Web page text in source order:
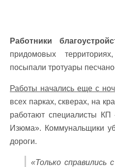
Работники
придомовых
посыпали тротуары
Работы начались еще с
всех парках, скверах, на
работают специалисты КП
Изюма». Коммунальщики
дороги.
«Только справились